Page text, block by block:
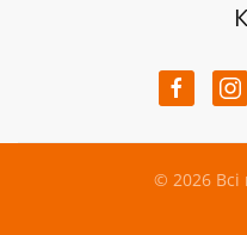
© 2026Всі